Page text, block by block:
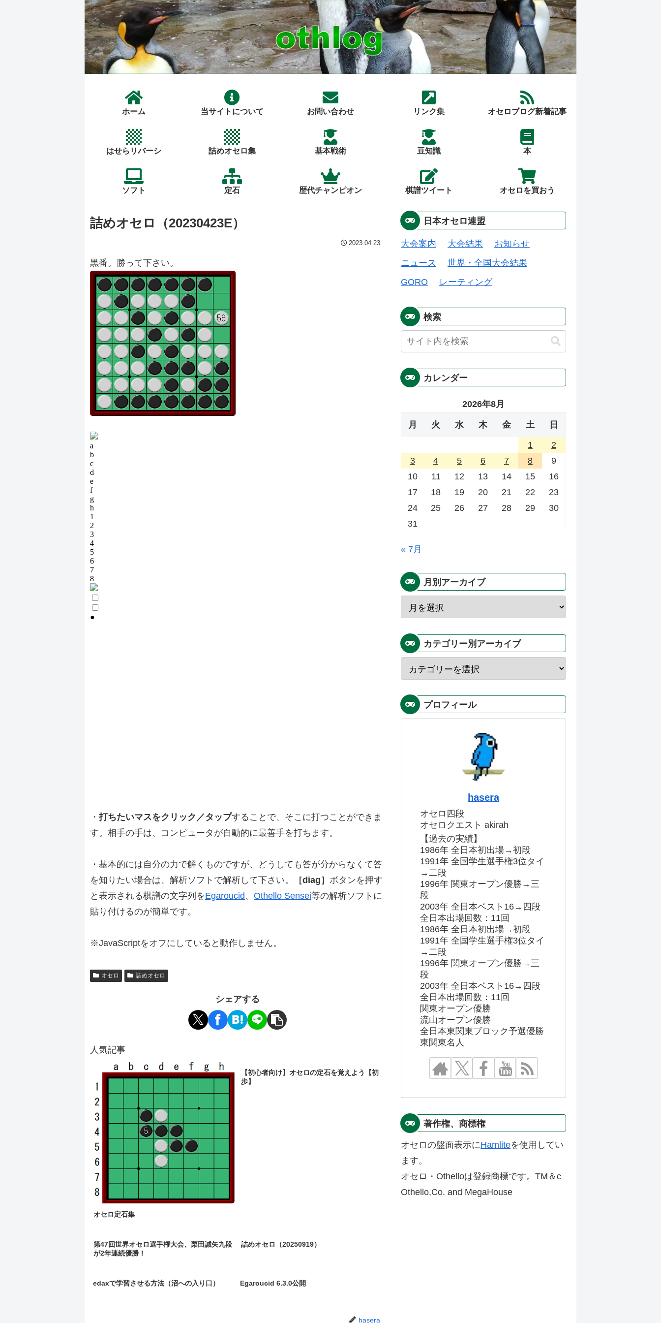
ホーム 当サイトについて お問い合わせ リンク集 オセロブログ新着記事
はせらリバーシ 詰めオセロ集 基本戦術 豆知識 本
ソフト 定石 歴代チャンピオン 棋譜ツイート オセロを買おう
詰めオセロ（20230423E）
2023.04.23
黒番。勝って下さい。
・打ちたいマスをクリック／タップすることで、そこに打つことができま
す。相手の手は、コンピュータが自動的に最善手を打ちます。
・基本的には自分の力で解くものですが、どうしても答が分からなくて答
を知りたい場合は、解析ソフトで解析して下さい。
［diag］ ボタンを押す
と表示される棋譜の文字列をEgaroucid、 Othello Sensei等の解析ソフトに
貼り付けるのが簡単です。
※JavaScriptをオフにしていると動作しません。
オセロ 詰めオセロ
シェアする
人気記事
オセロ定石集
【初心者向け】オセロの定石を覚えよう【初
歩】
第47回世界オセロ選手権大会、栗田誠矢九段
が2年連続優勝！
詰めオセロ（20250919）
edaxで学習させる方法（沼への入り口） Egaroucid 6.3.0公開
hasera
日本オセロ連盟
大会案内 大会結果
お知らせ
ニュース
世界・全国大会結果
GORO
レーティング
検索
カレンダー
2026年8月
月 火 水 木 金 土 日
1
2
3
4 5 6 7 8
9
10
11 12 13 14 15
16
17
18 19 20 21 22
23
24
25 26 27 28 29
30
31
« 7月
月別アーカイブ
カテゴリー別アーカイブ
プロフィール
hasera
オセロ四段
オセロクエスト akirah
【過去の実績】
1986年 全日本初出場→初段
1991年 全国学生選手権3位タイ
→二段
1996年 関東オープン優勝→三
段
2003年 全日本ベスト16→四段
全日本出場回数：11回
1986年 全日本初出場→初段
1991年 全国学生選手権3位タイ
→二段
1996年 関東オープン優勝→三
段
2003年 全日本ベスト16→四段
全日本出場回数：11回
関東オープン優勝
流山オープン優勝
全日本東関東ブロック予選優勝
東関東名人
著作権、商標権
オセロの盤面表示にHamliteを使用してい
ます。
オセロ・Othelloは登録商標です。TM＆c
Othello,Co. and MegaHouse